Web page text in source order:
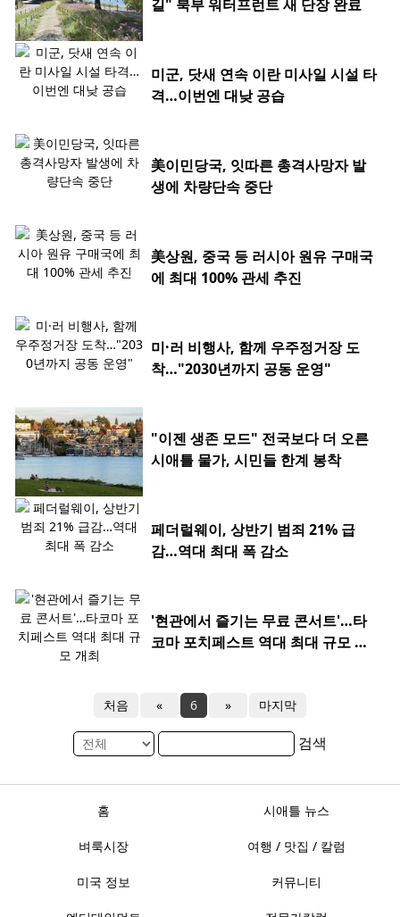
길" 북부 워터프런트 새 단장 완료
미군, 닷새 연속 이란 미사일 시설 타
격…이번엔 대낮 공습
美이민당국, 잇따른 총격사망자 발
생에 차량단속 중단
美상원, 중국 등 러시아 원유 구매국
에 최대 100% 관세 추진
미·러 비행사, 함께 우주정거장 도
착…"2030년까지 공동 운영"
"이젠 생존 모드" 전국보다 더 오른
시애틀 물가, 시민들 한계 봉착
페더럴웨이, 상반기 범죄 21% 급
감…역대 최대 폭 감소
'현관에서 즐기는 무료 콘서트'…타
코마 포치페스트 역대 최대 규모 개
처음 « 6 » 마지막
검색
홈 시애틀 뉴스
벼룩시장 여행 / 맛집 / 칼럼
미국 정보 커뮤니티